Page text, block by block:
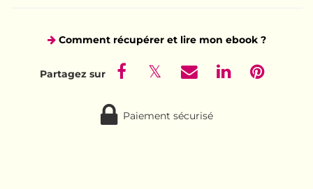
Comment récupérer et lire mon ebook ?
Paiement sécurisé